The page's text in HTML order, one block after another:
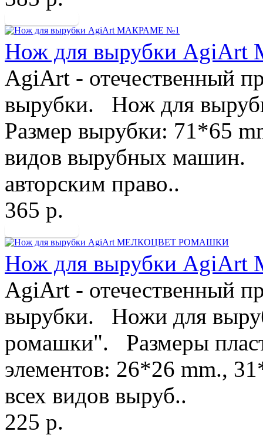
Нож для вырубки
AgiArt - отечественный
вырубки. Нож для
Размер вырубки: 71*65
видов вырубных
авторским право..
365 р.
Нож для вырубки
AgiArt - отечественный
вырубки. Ножи для
ромашки". Размеры
элементов: 26*26 mm.,
всех видов выруб..
225 р.